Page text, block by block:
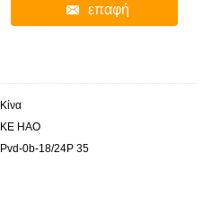
επαφή
Κίνα
KE HAO
Pvd-0b-18/24P 35